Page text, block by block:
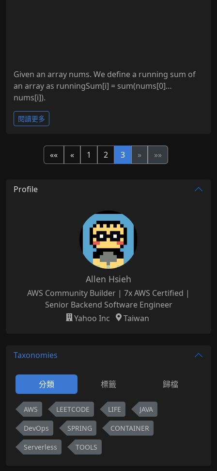
Given an array nums. We define a running sum of
an array as runningSum[i] = sum(nums[0]…
nums[i]).
閱讀更多
«« « 1 2 3 » »»
Profile
Allen Hsieh
AWS Community Builder | 7x AWS Certified |
Senior Backend Software Engineer
Yahoo Inc
Taiwan
Taxonomies
分類 標籤 歸檔
AWS LEETCODE LIFE JAVA
DevOps SPRING CONTAINER
Serverless TOOLS